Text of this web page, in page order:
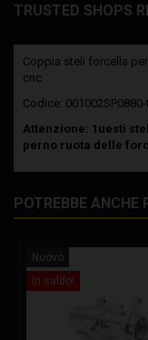
TRUSTED SHOPS
Coppia steli forcella
cnc
Codice:
Attenzione: 1uesti
perno ruota delle
POTREBBE ANCHE
Nuovo
In saldo!